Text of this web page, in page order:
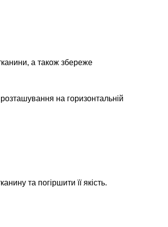
а також збереже
на горизонтальній
та погіршити її якість.